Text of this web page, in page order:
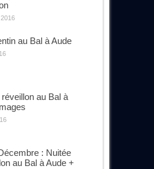
au Bal à Aude
au Bal à
: Nuitée
au Bal à Aude +